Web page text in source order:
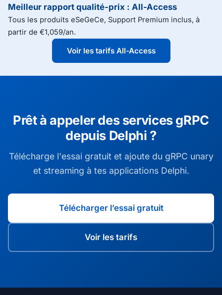
Meilleur rapport qualité-prix : All-Access
Tous les produits eSeGeCe, Support Premium inclus, à
partir de €1,059/an.
Voir les tarifs All-Access
Prêt à appeler des services gRPC
depuis Delphi ?
Télécharge l'essai gratuit et ajoute du gRPC unary
et streaming à tes applications Delphi.
Télécharger l’essai gratuit
Voir les tarifs